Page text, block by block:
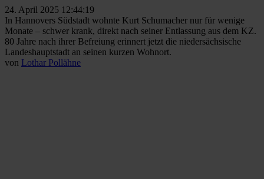
24. April 2025 12:44:19
In Hannovers Südstadt wohnte Kurt Schumacher nur für wenige
Monate – schwer krank, direkt nach seiner Entlassung aus dem KZ.
80 Jahre nach ihrer Befreiung erinnert jetzt die niedersächsische
Landeshauptstadt an seinen kurzen Wohnort.
von Lothar Pollähne